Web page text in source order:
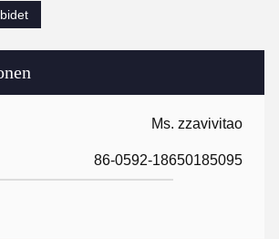
Ms. zzavivitao
86-0592-18650185095